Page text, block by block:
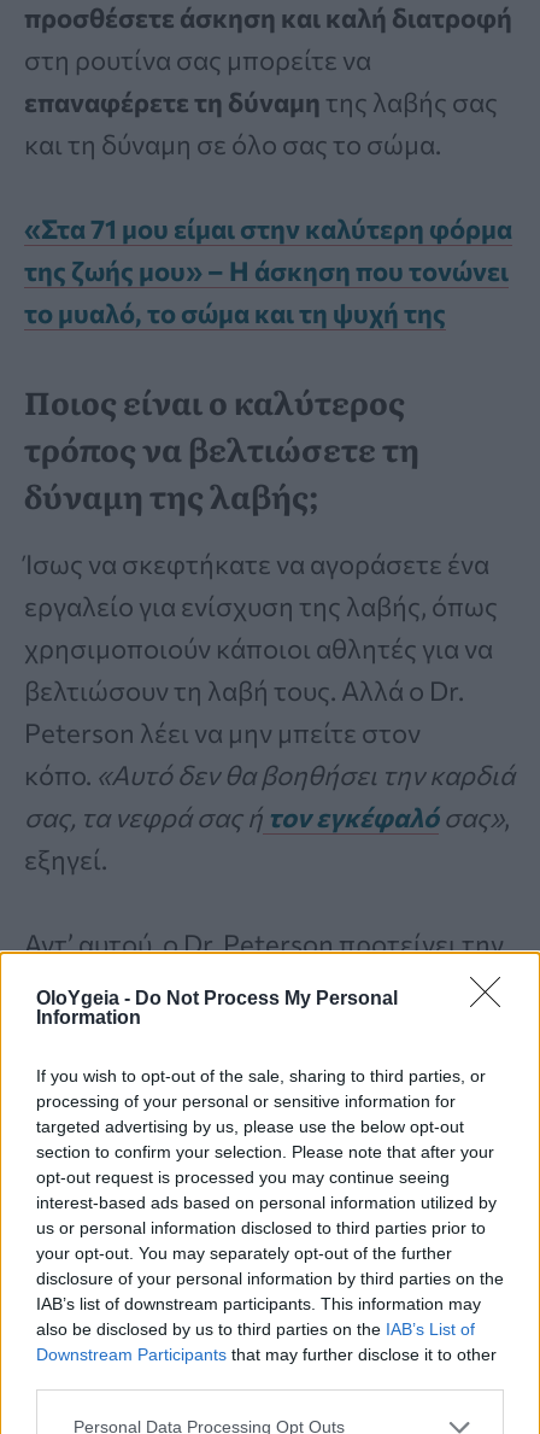
OloYgeia - Do Not Process My Personal
Information
If you wish to opt-out of the sale, sharing to third parties, or
processing of your personal or sensitive information for
targeted advertising by us, please use the below opt-out
section to confirm your selection. Please note that after your
opt-out request is processed you may continue seeing
interest-based ads based on personal information utilized by
us or personal information disclosed to third parties prior to
your opt-out. You may separately opt-out of the further
disclosure of your personal information by third parties on the
IAB’s list of downstream participants. This information may
also be disclosed by us to third parties on the IAB’s List of
Downstream Participants that may further disclose it to other
Personal Data Processing Opt Outs
προσθέσετε άσκηση και καλή διατροφή
στη ρουτίνα σας μπορείτε να
επαναφέρετε τη δύναμη της λαβής σας
και τη δύναμη σε όλο σας το σώμα.
«Στα 71 μου είμαι στην καλύτερη φόρμα
της ζωής μου» – Η άσκηση που τονώνει
το μυαλό, το σώμα και τη ψυχή της
Ποιος είναι ο καλύτερος
τρόπος να βελτιώσετε τη
δύναμη της λαβής;
Ίσως να σκεφτήκατε να αγοράσετε ένα
εργαλείο για ενίσχυση της λαβής, όπως
χρησιμοποιούν κάποιοι αθλητές για να
βελτιώσουν τη λαβή τους. Αλλά ο Dr.
Peterson λέει να μην μπείτε στον
κόπο. «Αυτό δεν θα βοηθήσει την καρδιά
σας, τα νεφρά σας ή τον εγκέφαλόσας»,
εξηγεί.
Αντ’ αυτού, ο Dr. Peterson προτείνει την
άρση βαρών, επειδή ηενδυνάμωση του
σώματοςσυνολικά έχει πολλά οφέλη και
θα σας βοηθήσει να αποφύγετε την
αδυναμία. Ο Dr. Hashmi συμφωνεί ότι η
άσκηση ενδυνάμωσηςείναι σημαντική,
αλλά λέει ότι ηάσκηση για τη βελτίωση
της καρδιαγγειακής σας φυσικής
κατάστασης-όπως η ποδηλασία ή το
περπάτημα- είναι επίσης σημαντική,
ειδικά επειδή εξασφαλίζει καλή